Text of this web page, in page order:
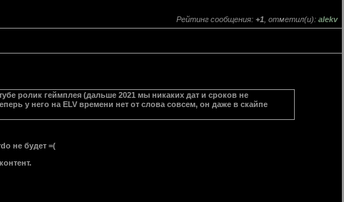
Рейтинг сообщения: +1 , отметил(и): alekv
ролик геймплея (дальше 2021 мы никаких дат и сроков не
у него на ELV времени нет от слова совсем, он даже в скайпе
не будет =(